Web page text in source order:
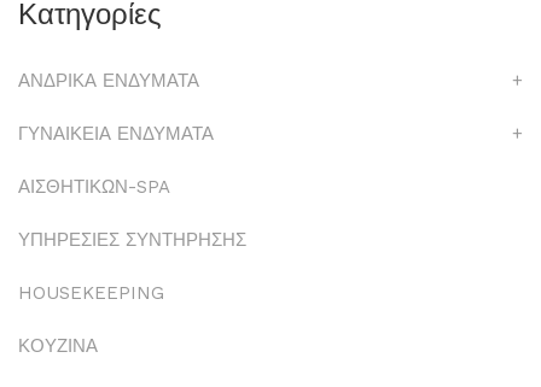
Κατηγορίες
ΑΝΔΡΙΚΑ ΕΝΔΥΜΑΤΑ +
ΓΥΝΑΙΚΕΙΑ ΕΝΔΥΜΑΤΑ +
ΑΙΣΘΗΤΙΚΩΝ-SPA
ΥΠΗΡΕΣΙΕΣ ΣΥΝΤΗΡΗΣΗΣ
HOUSEKEEPING
ΚΟΥΖΙΝΑ